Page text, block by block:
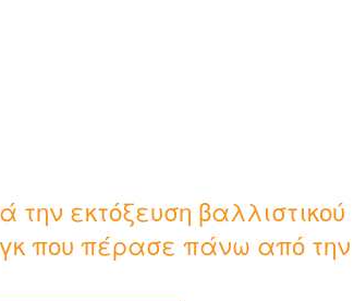
την εκτόξευση βαλλιστικού
που πέρασε πάνω από την